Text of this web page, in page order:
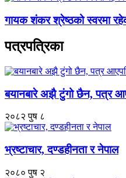
गायक शंकर श्रेष्ठको स्वरमा
पत्रपत्रिका
बयानबारे अझै टुंगो छैन, पत्र
२०८२ पुष ८
भ्रष्टाचार, दण्डहीनता र नेपाल
२०८० पुष २